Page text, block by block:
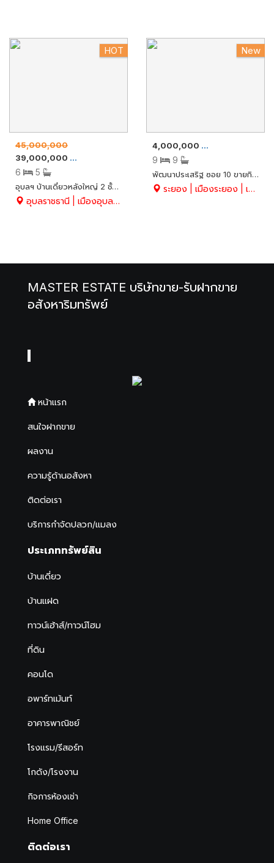
HOT
45,000,000
39,000,000ขาย
6
5
อุบลฯ บ้านเดี่ยวหลังใหญ่ 2 ชั้น เล่นระดับ 4 Step พร้อมสระว่ายน้ำส่วนตัว สวยคลาสสิค พื้นไม้ประดู่แท้ พร้อมสวนใหญ่ด้านหน้าและหลัง ร่มรื่น น่าอยู่มาก โค้งหัวสนามบิน จ.อุบลฯ มีหลังเดียว
อุบลราชธานี | เมืองอุบลราชธานี | ไร่น้อย
New
4,000,000ขาย
9
9
พัฒนาประเสริฐ ซอย 10 ขายกิจการห้องเช่าพร้อมผู้เช่า 12,500 บาท/เดือน ดำเนินกิจการต่อได้ทันที เนื้อที่ 242.70 ตร.ว. อ.เมือง จ.ระยอง
ระยอง | เมืองระยอง | เชิงเนิน
MASTER ESTATE บริษัทขาย-รับฝากขาย
อสังหาริมทรัพย์
หน้าแรก
สนใจฝากขาย
ผลงาน
ความรู้ด้านอสังหา
ติดต่อเรา
บริการกำจัดปลวก/แมลง
ประเภททรัพย์สิน
บ้านเดี่ยว
บ้านแฝด
ทาวน์เฮ้าส์/ทาวน์โฮม
ที่ดิน
คอนโด
อพาร์ทเม้นท์
อาคารพาณิชย์
โรงแรม/รีสอร์ท
โกดัง/โรงงาน
กิจการห้องเช่า
Home Office
ติดต่อเรา